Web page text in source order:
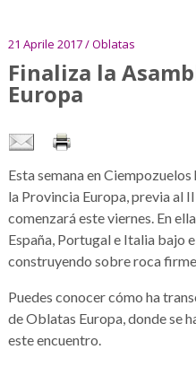
21 Aprile 2017 / Oblatas
Finaliza la
Europa
Esta semana en
la Provincia Europa, previa al
comenzará este viernes. En
España, Portugal e Italia bajo
construyendo sobre roca
Puedes conocer cómo ha
de Oblatas Europa, donde se
este encuentro.